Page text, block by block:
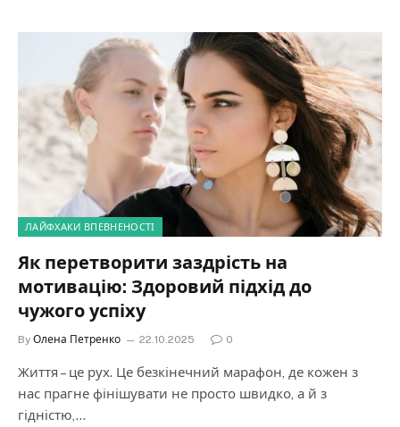
ЛАЙФХАКИ ВПЕВНЕНОСТІ
Як перетворити заздрість на
мотивацію: Здоровий підхід до
чужого успіху
By Олена Петренко 22.10.2025 0
Життя – це рух. Це безкінечний марафон, де кожен з
нас прагне фінішувати не просто швидко, а й з
гідністю,…